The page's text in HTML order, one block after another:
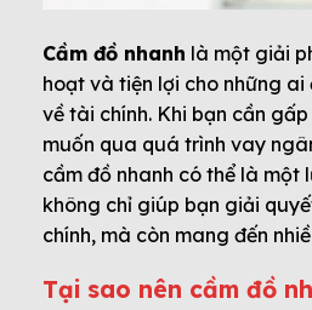
Cầm đồ nhanh là một giải
hoạt và tiện lợi cho những
về tài chính. Khi bạn cần
muốn qua quá trình vay
cầm đồ nhanh có thể là một
không chỉ giúp bạn giải
chính, mà còn mang đến
Tại sao nên cầm đồ